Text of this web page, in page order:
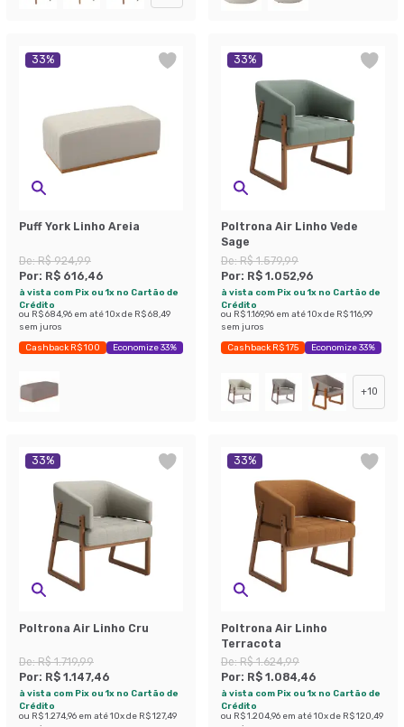
33%
Puff York Linho Areia
De:R$ 924,99
Por: R$ 616,46
à vista com Pix ou 1x no Cartão de
Crédito
ou R$ 684,96 em até10x de R$ 68,49
sem juros
Cashback R$ 100 Economize 33%
33%
Poltrona Air Linho Vede
Sage
De:R$ 1.579,99
Por: R$ 1.052,96
à vista com Pix ou 1x no Cartão de
Crédito
ou R$ 1.169,96 em até10x de R$ 116,99
sem juros
Cashback R$ 175 Economize 33%
+10
33%
Poltrona Air Linho Cru
De:R$ 1.719,99
Por: R$ 1.147,46
à vista com Pix ou 1x no Cartão de
Crédito
ou R$ 1.274,96 em até10x de R$ 127,49
33%
Poltrona Air Linho
Terracota
De:R$ 1.624,99
Por: R$ 1.084,46
à vista com Pix ou 1x no Cartão de
Crédito
ou R$ 1.204,96 em até10x de R$ 120,49